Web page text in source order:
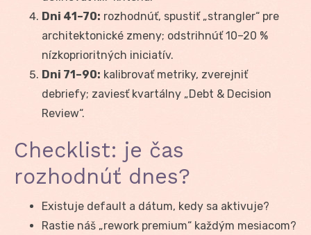
Dni 41–70: rozhodnúť, spustiť „strangler“ pre
architektonické zmeny; odstrihnúť 10–20 %
nízkoprioritných iniciatív.
Dni 71–90: kalibrovať metriky, zverejniť
debriefy; zaviesť kvartálny „Debt & Decision
Review“.
Checklist: je čas
rozhodnúť dnes?
Existuje default a dátum, kedy sa aktivuje?
Rastie náš „rework premium“ každým mesiacom?